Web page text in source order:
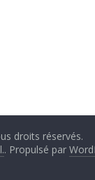
droits réservés.
. Propulsé par